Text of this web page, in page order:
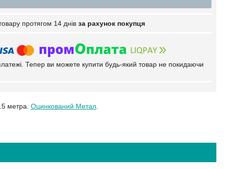
протягом 14 днів за рахунок покупця
Тепер ви можете купити будь-який товар не покидаючи
метра. Оцинкований Метал